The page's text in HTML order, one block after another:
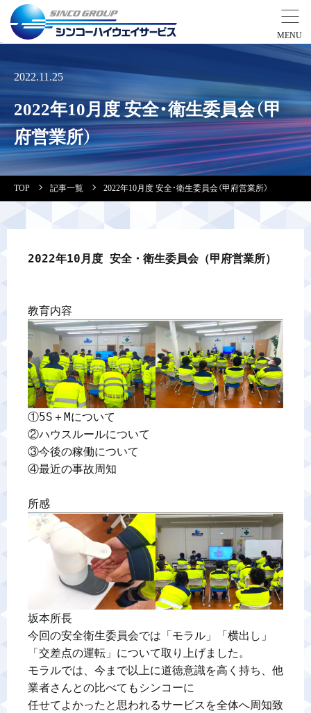
営業拠点
会社案内・実績紹介
警備業標識
反社会的勢力排除宣言
カスタマーハラスメントに対する基本方針
プライバシーポリシー
お問い合わせ
2022.11.25
2022年10月度 安全・衛生委員会（甲
府営業所）
TOP 記事一覧 2022年10月度 安全・衛生委員会（甲府営業所）
2022年10月度 安全・衛生委員会（甲府営業所）
教育内容
①5S＋Mについて
②ハウスルールについて
③今後の稼働について
④最近の事故周知
所感
坂本所長
今回の安全衛生委員会では「モラル」「横出し」
「交差点の運転」について取り上げました。
モラルでは、今まで以上に道徳意識を高く持ち、他
業者さんとの比べてもシンコーに
任せてよかったと思われるサービスを全体へ周知致